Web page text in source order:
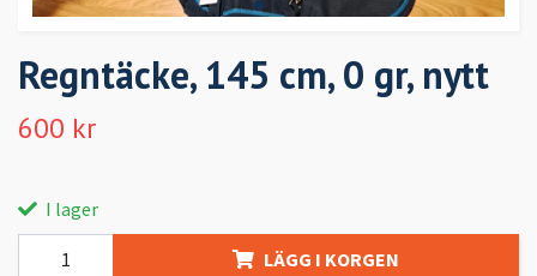
Regntäcke, 145 cm, 0 gr, nytt
600 kr
I lager
LÄGG I KORGEN